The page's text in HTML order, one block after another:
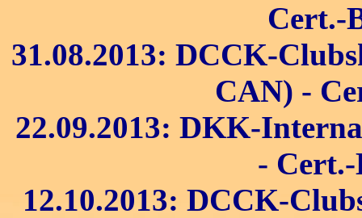
Cert.-
31.08.2013: DCCK-
CAN) -
22.09.2013: DKK-
- Cert.-
12.10.2013: DCCK-